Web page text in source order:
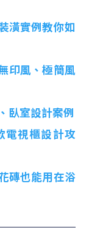
潢實例教你如
印風、極簡風
臥室設計案例
電視櫃設計攻
磚也能用在浴